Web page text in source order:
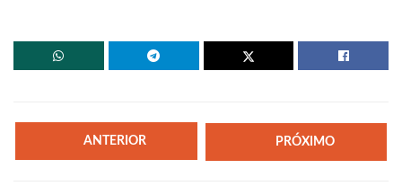
ANTERIOR PRÓXIMO